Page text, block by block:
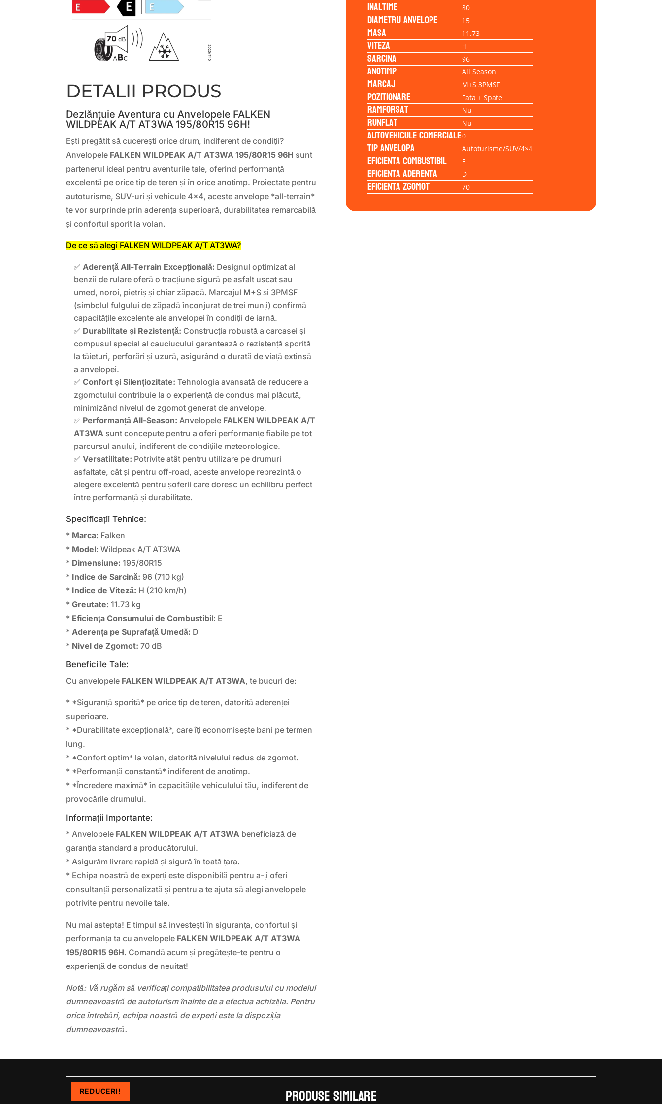
DETALII PRODUS
Dezlănțuie Aventura cu Anvelopele FALKEN
WILDPEAK A/T AT3WA 195/80R15 96H!
Ești pregătit să cucerești orice drum, indiferent de condiții?
Anvelopele FALKEN WILDPEAK A/T AT3WA 195/80R15 96H sunt
partenerul ideal pentru aventurile tale, oferind performanță
excelentă pe orice tip de teren și în orice anotimp. Proiectate pentru
autoturisme, SUV-uri și vehicule 4×4, aceste anvelope *all-terrain*
te vor surprinde prin aderența superioară, durabilitatea remarcabilă
și confortul sporit la volan.
De ce să alegi FALKEN WILDPEAK A/T AT3WA?
✅ Aderență All-Terrain Excepțională: Designul optimizat al
benzii de rulare oferă o tracțiune sigură pe asfalt uscat sau
umed, noroi, pietriș și chiar zăpadă. Marcajul M+S și 3PMSF
(simbolul fulgului de zăpadă înconjurat de trei munți) confirmă
capacitățile excelente ale anvelopei în condiții de iarnă.
✅ Durabilitate și Rezistență: Construcția robustă a carcasei și
compusul special al cauciucului garantează o rezistență sporită
la tăieturi, perforări și uzură, asigurând o durată de viață extinsă
a anvelopei.
✅Confort și Silențiozitate: Tehnologia avansată de reducere a
zgomotului contribuie la o experiență de condus mai plăcută,
minimizând nivelul de zgomot generat de anvelope.
✅ Performanță All-Season: Anvelopele FALKEN WILDPEAK A/T
AT3WA sunt concepute pentru a oferi performanțe fiabile pe tot
parcursul anului, indiferent de condițiile meteorologice.
✅Versatilitate: Potrivite atât pentru utilizare pe drumuri
asfaltate, cât și pentru off-road, aceste anvelope reprezintă o
alegere excelentă pentru șoferii care doresc un echilibru perfect
între performanță și durabilitate.
Specificații Tehnice:
* Marca: Falken
* Model: Wildpeak A/T AT3WA
* Dimensiune: 195/80R15
* Indice de Sarcină: 96 (710 kg)
* Indice de Viteză: H (210 km/h)
*Greutate: 11.73 kg
* Eficiența Consumului de Combustibil: E
* Aderența pe Suprafață Umedă: D
* Nivel de Zgomot: 70 dB
Beneficiile Tale:
Cu anvelopele FALKEN WILDPEAK A/T AT3WA, te bucuri de:
* *Siguranță sporită* pe orice tip de teren, datorită aderenței
superioare.
* *Durabilitate excepțională*, care îți economisește bani pe termen
lung.
* *Confort optim* la volan, datorită nivelului redus de zgomot.
* *Performanță constantă* indiferent de anotimp.
* *Încredere maximă* în capacitățile vehiculului tău, indiferent de
provocările drumului.
Informații Importante:
* Anvelopele FALKEN WILDPEAK A/T AT3WA beneficiază de
garanția standard a producătorului.
* Asigurăm livrare rapidă și sigură în toată țara.
* Echipa noastră de experți este disponibilă pentru a-ți oferi
consultanță personalizată și pentru a te ajuta să alegi anvelopele
potrivite pentru nevoile tale.
Nu mai astepta! E timpul să investești în siguranța, confortul și
performanța ta cu anvelopele FALKEN WILDPEAK A/T AT3WA
195/80R15 96H. Comandă acum și pregătește-te pentru o
experiență de condus de neuitat!
Notă: Vă rugăm să verificați compatibilitatea produsului cu modelul
dumneavoastră de autoturism înainte de a efectua achiziția. Pentru
orice întrebări, echipa noastră de experți este la dispoziția
dumneavoastră.
Inaltime 80
Diametru anvelope 15
Masa 11.73
Viteza H
Sarcina 96
Anotimp All Season
Marcaj M+S 3PMSF
Pozitionare Fata + Spate
Ramforsat Nu
Runflat Nu
Autovehicule comerciale0
Tip anvelopa Autoturisme/SUV/4×4
Eficienta Combustibil E
Eficienta Aderenta D
Eficienta Zgomot 70
Produse similare
REDUCERI!
REDUCERI!
REDUCERI!
REDUCERI!